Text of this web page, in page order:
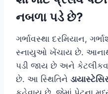
નબળા પડે છે?
ગર્ભાવસ્થા દરમિયાન,
સ્નાયુઓ ખેંચાય છે.
પડી જાય છે અને
છે. આ સ્થિતિને